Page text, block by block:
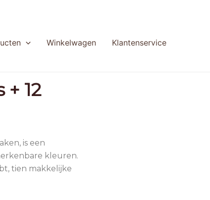
Winkelwagen Klantenservice
12
is een
kleuren.
tien makkelijke